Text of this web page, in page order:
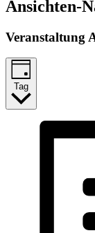
Ansichten-
Veranstaltung
Tag